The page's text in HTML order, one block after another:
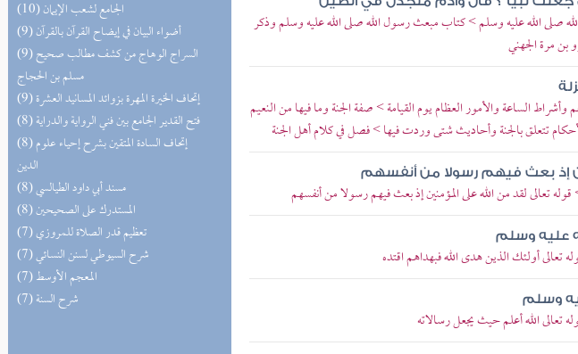
(10) الجامع لشعب الإيمان
(9) أضواء البيان في إيضاح القرآن بالقرآن
(9) السراج الوهاج من كشف مطالب صحيح
مسلم بن الحجاج
(9) إتحاف الخيرة المهرة بزوائد المسانيد العشرة
(8) فتح القدير الجامع بين فني الرواية والدراية
(8) إتحاف السادة المتقين بشرح إحياء علوم
الدين
(8) مسند أبي داود الطيالسي
(8) المستدرك على الصحيحين
(7) تعظيم قدر الصلاة للمروزي
(7) شرح السيوطي لسنن النسائي
(7) المعجم الأوسط
(7) شرح السنة
صلى الله عليه وسلم > كتاب مبعث رسول الله صلى الله عليه وسلم وذكر
مرة الجهني
وأشراط الساعة والأمور العظام يوم القيامة > صفة الجنة وما فيها من النعيم
تتعلق بالجنة وأحاديث شتى وردت فيها > فصل في كلام أهل الجنة
إذ بعث فيهم رسولا من أنفسهم
تعالى لقد من الله على المؤمنين إذ بعث فيهم رسولا من أنفسهم
عليه وسلم
تعالى أولئك الذين هدى الله فبهداهم اقتده
وسلم
تعالى الله أعلم حيث يجعل رسالاته